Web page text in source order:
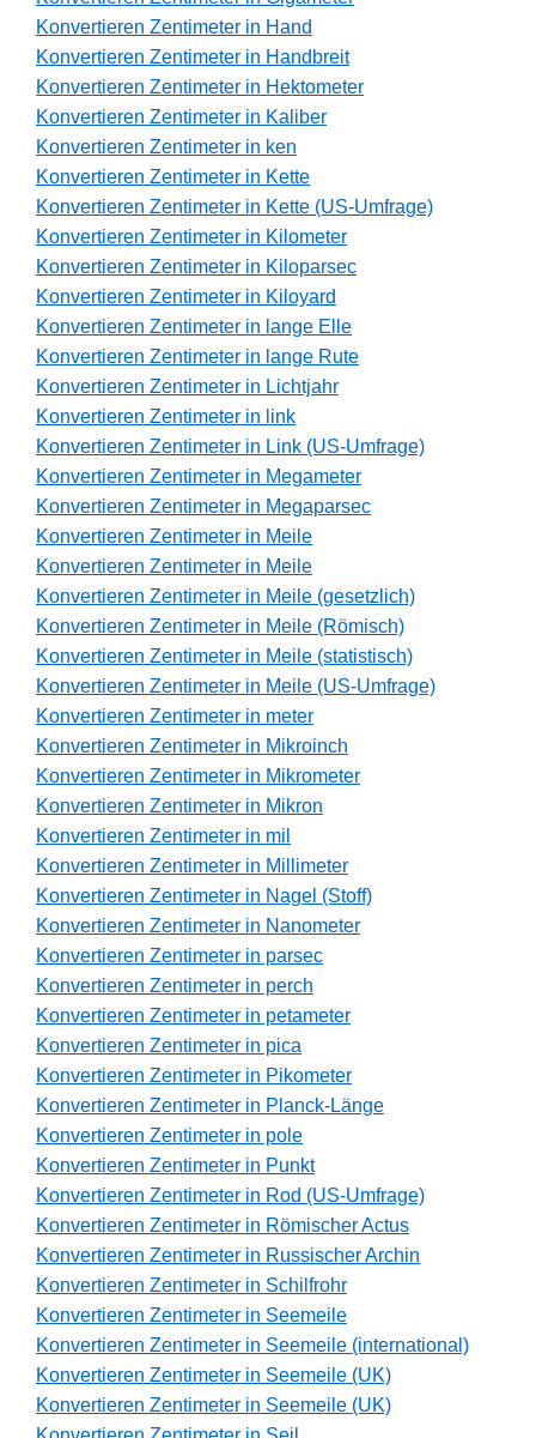
Konvertieren Zentimeter in Hand
Konvertieren Zentimeter in Handbreit
Konvertieren Zentimeter in Hektometer
Konvertieren Zentimeter in Kaliber
Konvertieren Zentimeter in ken
Konvertieren Zentimeter in Kette
Konvertieren Zentimeter in Kette (US-Umfrage)
Konvertieren Zentimeter in Kilometer
Konvertieren Zentimeter in Kiloparsec
Konvertieren Zentimeter in Kiloyard
Konvertieren Zentimeter in lange Elle
Konvertieren Zentimeter in lange Rute
Konvertieren Zentimeter in Lichtjahr
Konvertieren Zentimeter in link
Konvertieren Zentimeter in Link (US-Umfrage)
Konvertieren Zentimeter in Megameter
Konvertieren Zentimeter in Megaparsec
Konvertieren Zentimeter in Meile
Konvertieren Zentimeter in Meile
Konvertieren Zentimeter in Meile (gesetzlich)
Konvertieren Zentimeter in Meile (Römisch)
Konvertieren Zentimeter in Meile (statistisch)
Konvertieren Zentimeter in Meile (US-Umfrage)
Konvertieren Zentimeter in meter
Konvertieren Zentimeter in Mikroinch
Konvertieren Zentimeter in Mikrometer
Konvertieren Zentimeter in Mikron
Konvertieren Zentimeter in mil
Konvertieren Zentimeter in Millimeter
Konvertieren Zentimeter in Nagel (Stoff)
Konvertieren Zentimeter in Nanometer
Konvertieren Zentimeter in parsec
Konvertieren Zentimeter in perch
Konvertieren Zentimeter in petameter
Konvertieren Zentimeter in pica
Konvertieren Zentimeter in Pikometer
Konvertieren Zentimeter in Planck-Länge
Konvertieren Zentimeter in pole
Konvertieren Zentimeter in Punkt
Konvertieren Zentimeter in Rod (US-Umfrage)
Konvertieren Zentimeter in Römischer Actus
Konvertieren Zentimeter in Russischer Archin
Konvertieren Zentimeter in Schilfrohr
Konvertieren Zentimeter in Seemeile
Konvertieren Zentimeter in Seemeile (international)
Konvertieren Zentimeter in Seemeile (UK)
Konvertieren Zentimeter in Seemeile (UK)